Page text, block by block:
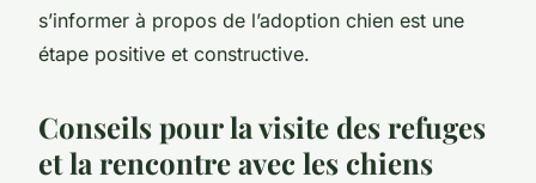
s’informer à propos de l’adoption chien est une
étape positive et constructive.
Conseils pour la visite des refuges
et la rencontre avec les chiens